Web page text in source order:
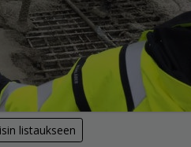
listaukseen